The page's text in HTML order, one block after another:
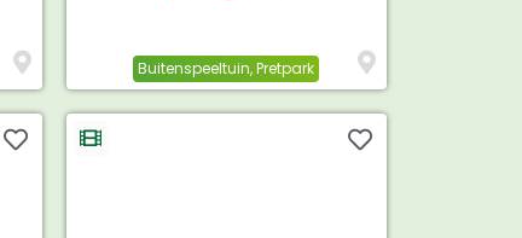
Buitenspeeltuin,Pretpark